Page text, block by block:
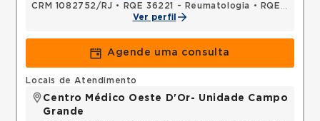
CRM 1082752/RJ • RQE 36221 - Reumatologia •
RQE 49420 - Clínica médica
Ver perfil
Agende uma consulta
Locais de Atendimento
Centro Médico Oeste D'Or- Unidade Campo
Grande